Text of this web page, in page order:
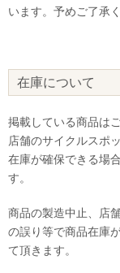
います。予めご了承
在庫について
掲載している商品は
店舗のサイクルスポ
在庫が確保できる場
す。
商品の製造中止、店
の誤り等で商品在庫
て頂きます。